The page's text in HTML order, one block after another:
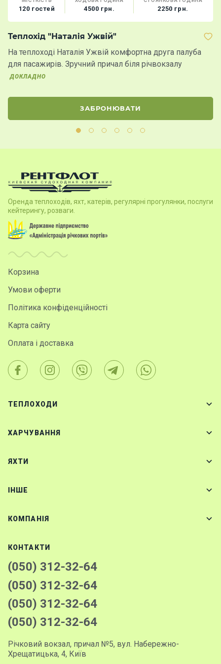
120 гостей 4500 грн. 2250 грн.
Теплохід "Наталія Ужвій"
На теплоході Наталія Ужвій комфортна друга палуба
для пасажирів. Зручний причал біля річвокзалу
ДОКЛАДНО
ЗАБРОНЮВАТИ
Оренда теплоходів, яхт, катерів, регулярні прогулянки, послуги
кейтерингу, розваги.
Корзина
Умови оферти
Політика конфіденційності
Карта сайту
Оплата і доставка
ТЕПЛОХОДИ
ХАРЧУВАННЯ
ЯХТИ
IНШЕ
КОМПАНІЯ
КОНТАКТИ
(050) 312-32-64
(050) 312-32-64
(050) 312-32-64
(050) 312-32-64
Річковий вокзал, причал №5, вул. Набережно-
Хрещатицька, 4, Київ